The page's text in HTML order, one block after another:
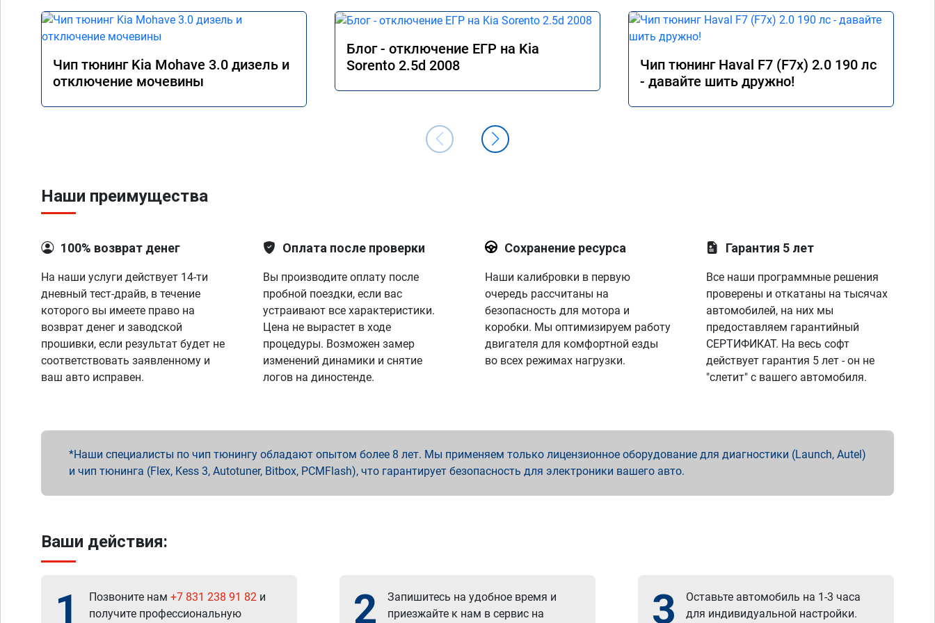
Чип тюнинг Kia Mohave 3.0 дизель и
отключение мочевины
Блог - отключение ЕГР на Kia
Sorento 2.5d 2008
Чип тюнинг Haval F7 (F7x) 2.0 190 лс
- давайте шить дружно!
Наши преимущества
100% возврат денег
На наши услуги действует 14-ти
дневный тест-драйв, в течение
которого вы имеете право на
возврат денег и заводской
прошивки, если результат будет не
соответствовать заявленному и
ваш авто исправен.
Оплата после проверки
Вы производите оплату после
пробной поездки, если вас
устраивают все характеристики.
Цена не вырастет в ходе
процедуры. Возможен замер
изменений динамики и снятие
логов на диностенде.
Сохранение ресурса
Наши калибровки в первую
очередь рассчитаны на
безопасность для мотора и
коробки. Мы оптимизируем работу
двигателя для комфортной езды
во всех режимах нагрузки.
Гарантия 5 лет
Все наши программные решения
проверены и откатаны на тысячах
автомобилей, на них мы
предоставляем гарантийный
СЕРТИФИКАТ. На весь софт
действует гарантия 5 лет - он не
"слетит" с вашего автомобиля.
Наши специалисты по чип тюнингу обладают опытом более 8 лет. Мы применяем только лицензионное оборудование для диагностики (Launch, Autel)
и чип тюнинга (Flex, Kess 3, Autotuner, Bitbox, PCMFlash), что гарантирует безопасность для электроники вашего авто.
Ваши действия:
1 Позвоните нам +7 831 238 91 82 и
получите профессиональную
2
Запишитесь на удобное время и
приезжайте к нам в сервис на
3
Оставьте автомобиль на 1-3 часа
для индивидуальной настройки.